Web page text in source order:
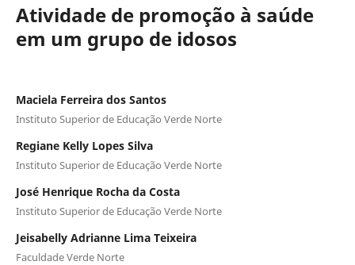
Atividade de promoção à saúde
em um grupo de idosos
Maciela Ferreira dos Santos
Instituto Superior de Educação Verde Norte
Regiane Kelly Lopes Silva
Instituto Superior de Educação Verde Norte
José Henrique Rocha da Costa
Instituto Superior de Educação Verde Norte
Jeisabelly Adrianne Lima Teixeira
Faculdade Verde Norte